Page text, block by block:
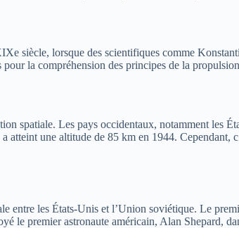
siècle, lorsque des scientifiques comme
la compréhension des principes de la
spatiale. Les pays occidentaux, notamment les
une altitude de 85 km en 1944. Cependant,
entre les États-Unis et l’Union soviétique. Le
le premier astronaute américain, Alan Shepard,